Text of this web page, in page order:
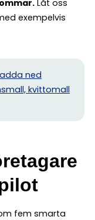
Låt oss
exempelvis
ned
kvittomall
fem smarta